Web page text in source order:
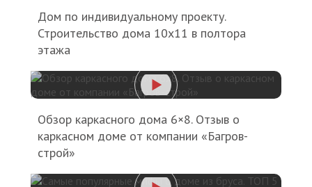
Дом по индивидуальному проекту.
Строительство дома 10х11 в полтора
этажа
Обзор каркасного дома 6×8. Отзыв о
каркасном доме от компании «Багров-
строй»